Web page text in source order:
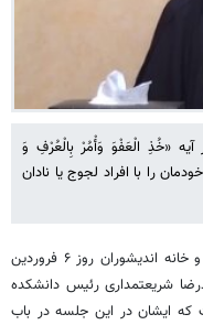
«خُذِ الْعَفْوَ وَأْمُرْ بِالْعُرْفِ وَ
را با افراد لجوج یا نادان
پژوهشکده اندیشه دینی معاصر و خانه اندیشوران روز ۶ فروردین
شریعتمداری رئیس دانشکده
که ایشان در این جلسه در باب